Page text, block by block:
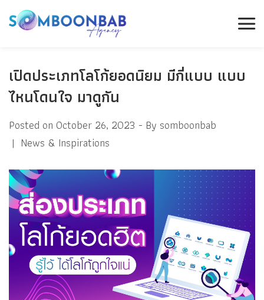
เปิดประเภทโลโก้ยอดนิยม มีกี่แบบ แบบ
ไหนโดนใจ มาดูกัน
Posted on October 26, 2023 By somboonbab
News & Inspirations